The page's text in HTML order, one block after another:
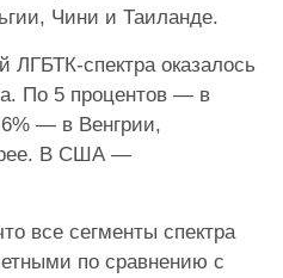
Чини и Таиланде.
спектра оказалось
По 5 процентов — в
— в Венгрии,
В США —
все сегменты спектра
по сравнению с